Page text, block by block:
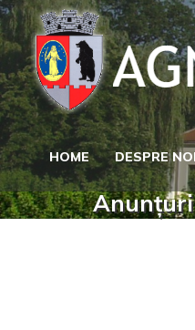
Skip
to
content
HOME DESPRE